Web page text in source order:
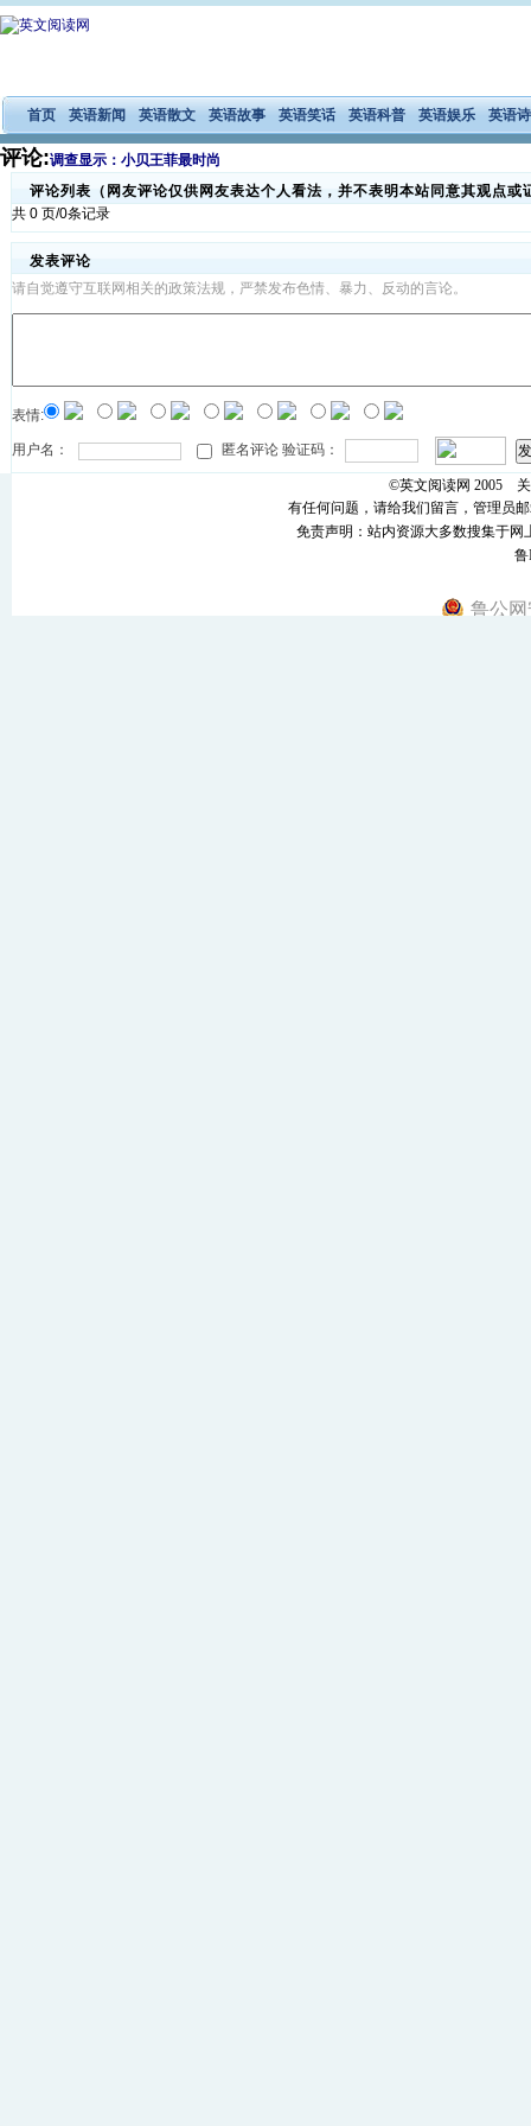
首页 英语新闻 英语散文 英语故事 英语笑话 英语科普 英语娱乐 英语
评论:调查显示：小贝王菲最时尚
评论列表（网友评论仅供网友表达个人看法，并不表明本站同意其观点或
共 0 页/0条记录
发表评论
请自觉遵守互联网相关的政策法规，严禁发布色情、暴力、反动的言论。
表情:
用户名： 匿名评论 验证码：